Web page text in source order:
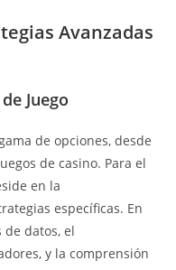
Avanzadas
Juego
de opciones, desde
de casino. Para el
en la
específicas. En
de datos, el
y la comprensión